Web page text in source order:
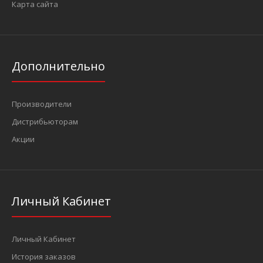
Карта сайта
Дополнительно
Производители
Дистрибьюторам
Акции
Личный Кабинет
Личный Кабинет
История заказов